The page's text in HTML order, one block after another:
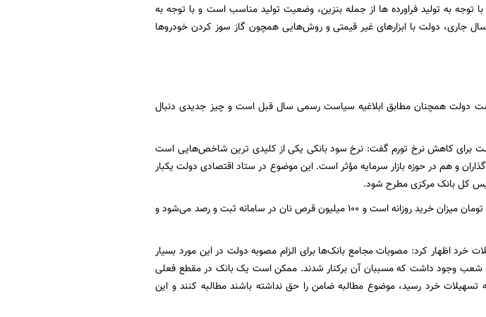
به تولید فراورده ها از جمله بنزین، وضعیت تولید مناسب است و با توجه به
جاری، دولت با ابزارهای غیر قیمتی و روش‌هایی همچون گاز سوز کردن خودروها
دولت همچنان مطابق ابلاغیه سیاست رسمی سال قبل است و چیز جدیدی دنبال
برای کاهش نرخ تورم گفت: نرخ سود بانکی یکی از کلیدی ترین شاخص‌هایی است
و هم در حوزه بازار سرمایه مؤثر است. این موضوع در ستاد اقتصادی دولت یکبار
کل بانک مرکزی مطرح شود.
وی با اشاره به طرح هوشمند سازی آرد گفت :۷۰ میلیارد تومان میزان خرید روزانه است و ۱۰۰ میلیون قرص نان در سامانه ثبت و رصد می‌شود و
خرد اظهار کرد: مصوبات مجامع بانک‌ها برای الزام مصوبه دولت در این مورد بسیار
و شعب وجود داشت که مسببان آن برکنار شدند. ممکن است یک بانک در مقطع فعلی
تسهیلات خرد رسید، موضوع مطالبه ضامن را حق نداشته باشند مطالبه کنند و این